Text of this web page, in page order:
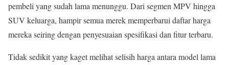
pembeli yang sudah lama menunggu. Dari segmen MPV hingga
SUV keluarga, hampir semua merek memperbarui daftar harga
mereka seiring dengan penyesuaian spesifikasi dan fitur terbaru.
Tidak sedikit yang kaget melihat selisih harga antara model lama